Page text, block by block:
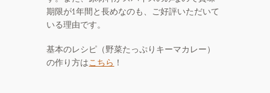
期限が1年間と長めなのも、ご好評いただいて
いる理由です。
基本のレシピ（野菜たっぷりキーマカレー）
の作り方は こちら ！